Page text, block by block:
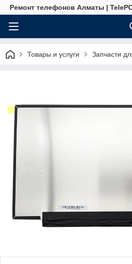
Ремонт телефонов Алматы |
Товары и услуги Запчасти